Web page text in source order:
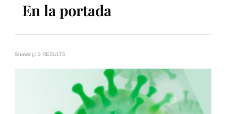
En la portada
Showing: 3 RESULTS